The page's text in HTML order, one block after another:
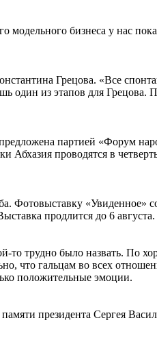
модельного бизнеса у нас
Грецова. «Все
один из этапов для Грецова.
партией «Форум
проводятся в
Фотовыставку «Увиденное»
продлится до 6 августа.
то трудно было назвать. По
что гальцам во всех
положительные эмоции.
президента Сергея